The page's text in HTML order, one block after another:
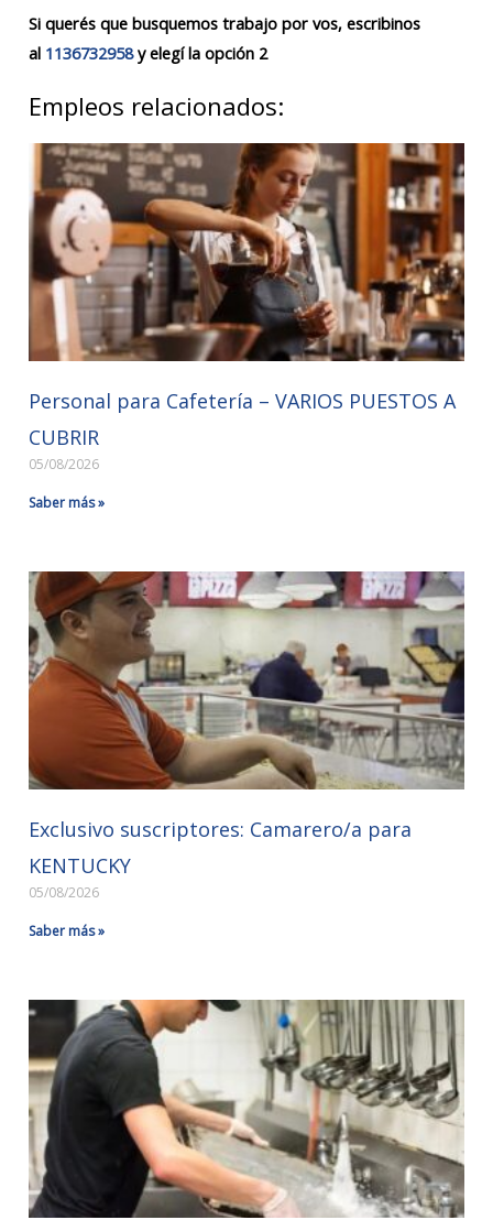
Si querés que busquemos trabajo por vos, escribinos
al 1136732958y elegí la opción 2
Empleos relacionados:
Personal para Cafetería – VARIOS PUESTOS A
CUBRIR
05/08/2026
Saber más »
Exclusivo suscriptores: Camarero/a para
KENTUCKY
05/08/2026
Saber más »